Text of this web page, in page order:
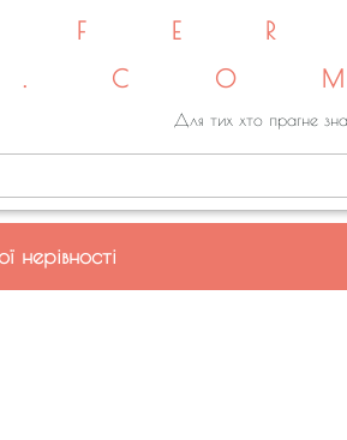
Для тих хто прагне
нерівності